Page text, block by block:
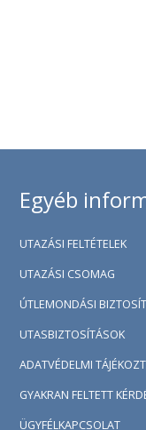
Egyéb
UTAZÁSI FELTÉTELEK
UTAZÁSI CSOMAG
ÚTLEMONDÁSI
UTASBIZTOSÍTÁSOK
ADATVÉDELMI
GYAKRAN FELTETT
ÜGYFÉLKAPCSOLAT